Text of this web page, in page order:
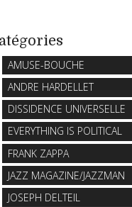
AMUSE-BOUCHE
ANDRE HARDELLET
DISSIDENCE UNIVERSELLE
EVERYTHING IS POLITICAL
FRANK ZAPPA
JAZZ MAGAZINE/JAZZMAN
JOSEPH DELTEIL